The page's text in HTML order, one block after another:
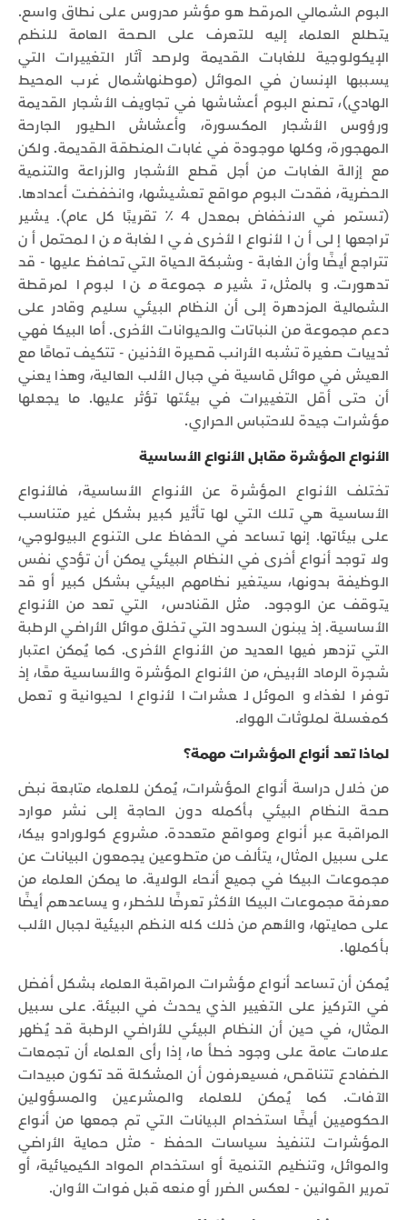
البوم الشمالي المرقط هو مؤشر مدروس على نطاق واسع.
يتطلع العلماء إليه للتعرف على الصحة العامة للنظم
الإيكولوجية للغابات القديمة ولرصد آثار التغييرات التي
يسببها الإنسان في الموائل (موطنهاشمال غرب المحيط
الهادي)، تصنع البوم أعشاشها في تجاويف الأشجار القديمة
ورؤوس الأشجار المكسورة، وأعشاش الطيور الجارحة
المهجورة، وكلها موجودة في غابات المنطقة القديمة. ولكن
مع إزالة الغابات من أجل قطع الأشجار والزراعة والتنمية
الحضرية، فقدت البوم مواقع تعشيشها، وانخفضت أعدادها.
(تستمر في الانخفاض بمعدل 4 ٪ تقريبًا كل عام). يشير
تراجعها إلى أن الأنواع الأخرى في الغابة من المحتمل أن
تتراجع أيضًا وأن الغابة - وشبكة الحياة التي تحافظ عليها - قد
تدهورت. وبالمثل، تشير مجموعة من البوم المرقطة
الشمالية المزدهرة إلى أن النظام البيئي سليم وقادر على
دعم مجموعة من النباتات والحيوانات الأخرى. أما البيكا فهي
ثدييات صغيرة تشبه الأرانب قصيرة الأذنين - تتكيف تمامًا مع
العيش في موائل قاسية في جبال الألب العالية، وهذا يعني
أن حتى أقل التغييرات في بيئتها تؤثر عليها. ما يجعلها
مؤشرات جيدة للاحتباس الحراري.
الأنواع المؤشرة مقابل الأنواع الأساسية
تختلف الأنواع المؤشرة عن الأنواع الأساسية، فالأنواع
الأساسية هي تلك التي لها تأثير كبير بشكل غير متناسب
على بيئاتها. إنها تساعد في الحفاظ على التنوع البيولوجي،
ولا توجد أنواع أخرى في النظام البيئي يمكن أن تؤدي نفس
الوظيفة بدونها، سيتغير نظامهم البيئي بشكل كبير أو قد
يتوقف عن الوجود. مثل القنادس، التي تعد من الأنواع
الأساسية. إذ يبنون السدود التي تخلق موائل الأراضي الرطبة
التي تزدهر فيها العديد من الأنواع الأخرى. كما يُمكن اعتبار
شجرة الرماد الأبيض، من الأنواع المؤشرة والأساسية معًا، إذ
توفر الغذاء والموئل لعشرات الأنواع الحيوانية وتعمل
كمغسلة لملوثات الهواء.
لماذا تعد أنواع المؤشرات مهمة؟
من خلال دراسة أنواع المؤشرات، يُمكن للعلماء متابعة نبض
صحة النظام البيئي بأكمله دون الحاجة إلى نشر موارد
المراقبة عبر أنواع ومواقع متعددة. مشروع كولورادو بيكا،
على سبيل المثال، يتألف من متطوعين يجمعون البيانات عن
مجموعات البيكا في جميع أنحاء الولاية. ما يمكن العلماء من
معرفة مجموعات البيكا الأكثر تعرضًا للخطر، و يساعدهم أيضًا
على حمايتها، والأهم من ذلك كله النظم البيئية لجبال الألب
بأكملها.
يُمكن أن تساعد أنواع مؤشرات المراقبة العلماء بشكل أفضل
في التركيز على التغيير الذي يحدث في البيئة. على سبيل
المثال، في حين أن النظام البيئي للأراضي الرطبة قد يُظهر
علامات عامة على وجود خطأ ما، إذا رأى العلماء أن تجمعات
الضفادع تتناقص، فسيعرفون أن المشكلة قد تكون مبيدات
الآفات. كما يُمكن للعلماء والمشرعين والمسؤولين
الحكوميين أيضًا استخدام البيانات التي تم جمعها من أنواع
المؤشرات لتنفيذ سياسات الحفظ - مثل حماية الأراضي
والموائل، وتنظيم التنمية أو استخدام المواد الكيميائية، أو
تمرير القوانين - لعكس الضرر أو منعه قبل فوات الأوان.